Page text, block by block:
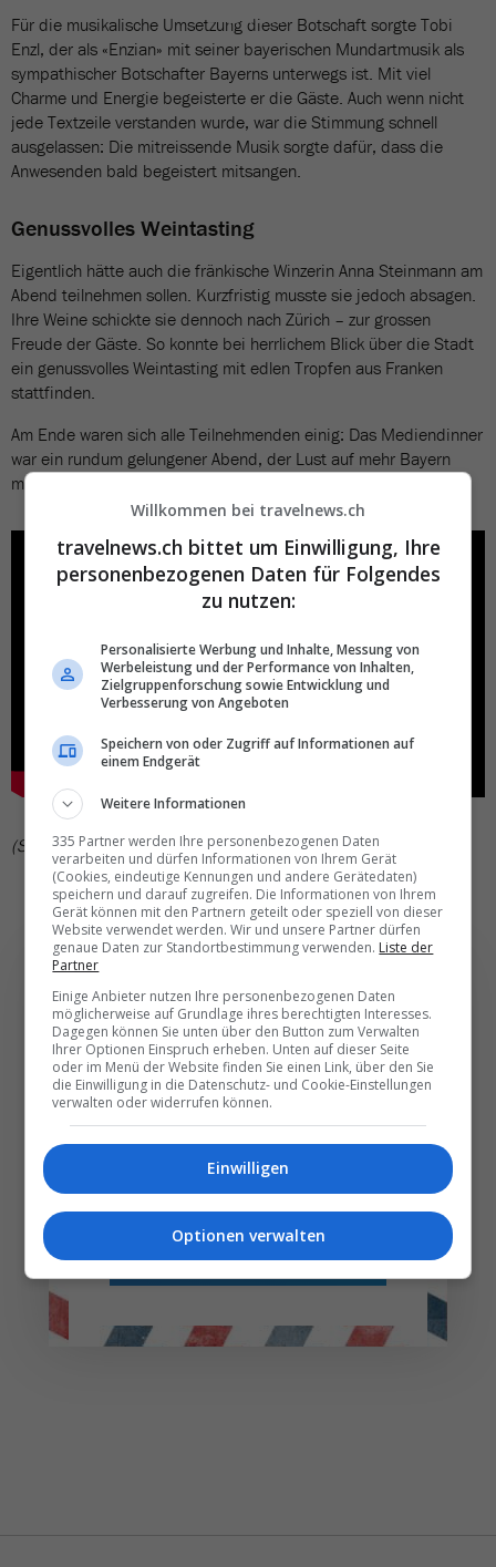
3 Bilder
Für die musikalische Umsetzung dieser Botschaft sorgte Tobi
Enzl, der als «Enzian» mit seiner bayerischen Mundartmusik als
sympathischer Botschafter Bayerns unterwegs ist. Mit viel
Charme und Energie begeisterte er die Gäste. Auch wenn nicht
jede Textzeile verstanden wurde, war die Stimmung schnell
ausgelassen: Die mitreissende Musik sorgte dafür, dass die
Anwesenden bald begeistert mitsangen.
Genussvolles Weintasting
Eigentlich hätte auch die fränkische Winzerin Anna Steinmann am
Abend teilnehmen sollen. Kurzfristig musste sie jedoch absagen.
Ihre Weine schickte sie dennoch nach Zürich – zur grossen
Freude der Gäste. So konnte bei herrlichem Blick über die Stadt
ein genussvolles Weintasting mit edlen Tropfen aus Franken
stattfinden.
Am Ende waren sich alle Teilnehmenden einig: Das Mediendinner
war ein rundum gelungener Abend, der Lust auf mehr Bayern
machte – authentisch, genussvoll und voller Lebensfreude.
(SD)
Die wichtigsten und
besten News direkt in
Ihr E‑Mail-Postfach
Täglich oder wöchentlich, mit mehr Insights oder
weniger. Bei Travel­news haben Sie die Wahl.
NEWSLETTER ENTDECKEN
Willkommen bei travelnews.ch
travelnews.ch bittet um Einwilligung, Ihre
personenbezogenen Daten für Folgendes
zu nutzen:
Personalisierte Werbung und Inhalte, Messung von
Werbeleistung und der Performance von Inhalten,
Zielgruppenforschung sowie Entwicklung und
Verbesserung von Angeboten
Speichern von oder Zugriff auf Informationen auf
einem Endgerät
Weitere Informationen
335 Partner werden Ihre personenbezogenen Daten
verarbeiten und dürfen Informationen von Ihrem Gerät
(Cookies, eindeutige Kennungen und andere Gerätedaten)
speichern und darauf zugreifen. Die Informationen von Ihrem
Gerät können mit den Partnern geteilt oder speziell von dieser
Website verwendet werden. Wir und unsere Partner dürfen
genaue Daten zur Standortbestimmung verwenden. Liste der
Partner
Einige Anbieter nutzen Ihre personenbezogenen Daten
möglicherweise auf Grundlage ihres berechtigten Interesses.
Dagegen können Sie unten über den Button zum Verwalten
Ihrer Optionen Einspruch erheben. Unten auf dieser Seite
oder im Menü der Website finden Sie einen Link, über den Sie
die Einwilligung in die Datenschutz- und Cookie-Einstellungen
verwalten oder widerrufen können.
Einwilligen
Optionen verwalten